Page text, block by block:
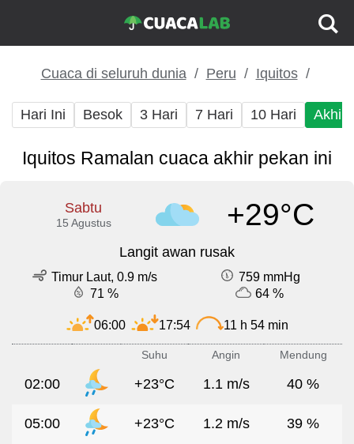
Cuaca di seluruh dunia Peru Iquitos
Hari Ini Besok 3 Hari 7 Hari 10 Hari Akhir
Iquitos Ramalan cuaca akhir pekan ini
Sabtu
15 Agustus +29°C
Langit awan rusak
Timur Laut, 0.9 m/s
759 mmHg
71 %
64 %
06:00 17:54 11 h 54 min
Suhu Angin Mendung
02:00 +23°C 1.1 m/s 40 %
05:00 +23°C 1.2 m/s 39 %